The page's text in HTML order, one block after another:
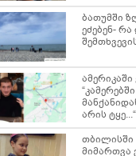
ბათუმში
ეძებენ-
არის ტყე...“
თბილისში
მიმართვა